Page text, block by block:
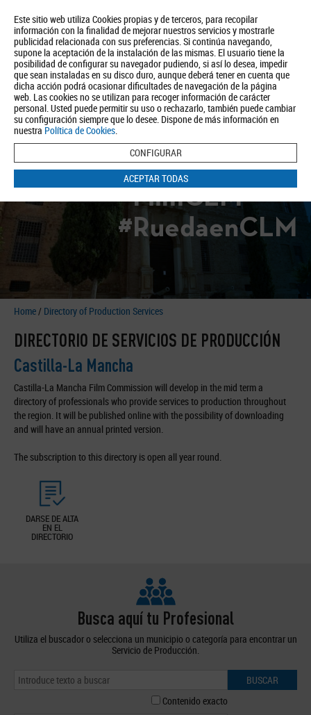
Este sitio web utiliza Cookies propias y de terceros, para recopilar
información con la finalidad de mejorar nuestros servicios y mostrarle
publicidad relacionada con sus preferencias. Si continúa navegando,
supone la aceptación de la instalación de las mismas. El usuario tiene la
posibilidad de configurar su navegador pudiendo, si así lo desea, impedir
que sean instaladas en su disco duro, aunque deberá tener en cuenta que
dicha acción podrá ocasionar dificultades de navegación de la página
web. Las cookies no se utilizan para recoger información de carácter
personal. Usted puede permitir su uso o rechazarlo, también puede cambiar
su configuración siempre que lo desee. Dispone de más información en
nuestra Política de Cookies.
CONFIGURAR
ACEPTAR TODAS
About us Tourism Política de Privacidad Aviso Legal Política de Cookies
BUSCAR
#FilmCLM
#RuedaenCLM
Home/ Directory of Production Services
DIRECTORIO DE SERVICIOS DE PRODUCCIÓN
Castilla-La Mancha
Castilla-La Mancha Film Commission will develop in the mid term a
directory of professionals who provide services to production throughout
the region. It will be published online with the possibility of downloading
and will have an annual printed version.
The subscription to this directory is open all year round.
DARSE DE ALTA
EN EL
DIRECTORIO
Busca aquí tu Profesional
Utiliza el buscador o selecciona un municipio o categoría para encontrar un
Servicio de Producción.
BUSCAR
Contenido exacto